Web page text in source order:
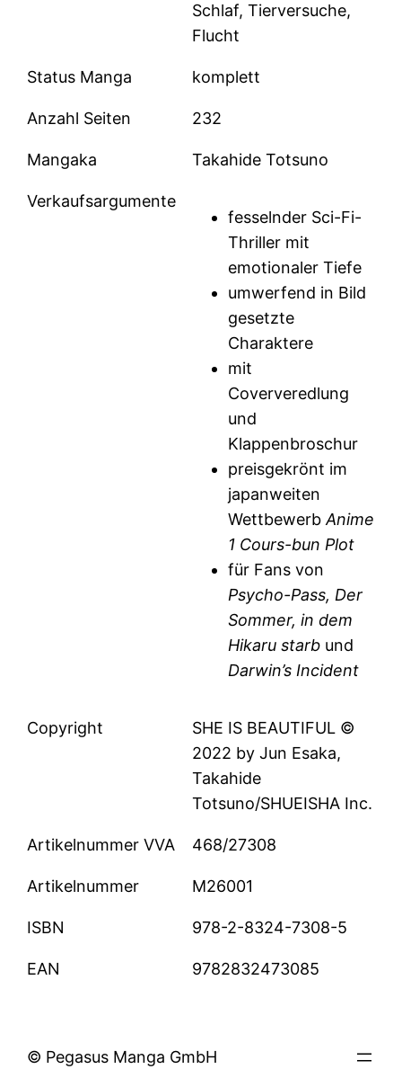
Schlaf, Tierversuche,
Flucht
Status Manga komplett
Anzahl Seiten 232
Mangaka Takahide Totsuno
Verkaufsargumente
fesselnder Sci-Fi-
Thriller mit
emotionaler Tiefe
umwerfend in Bild
gesetzte
Charaktere
mit
Coververedlung
und
Klappenbroschur
preisgekrönt im
japanweiten
Wettbewerb Anime
1 Cours-bun Plot
für Fans von
Psycho-Pass, Der
Sommer, in dem
Hikaru starb und
Darwin’s Incident
Copyright
SHE IS BEAUTIFUL ©
2022 by Jun Esaka,
Takahide
Totsuno/SHUEISHA Inc.
Artikelnummer VVA 468/27308
Artikelnummer M26001
ISBN 978-2-8324-7308-5
EAN 9782832473085
© Pegasus Manga GmbH